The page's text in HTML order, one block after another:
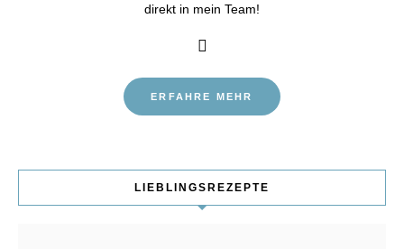
direkt in mein Team!
ERFAHRE MEHR
LIEBLINGSREZEPTE